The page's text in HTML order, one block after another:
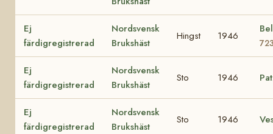
Ej
färdigregistrerad
Nordsvensk
Brukshäst
Hingst 1946
Ej
färdigregistrerad
Nordsvensk
Brukshäst
Sto 1946
Ej
färdigregistrerad
Nordsvensk
Brukshäst
Sto 1946